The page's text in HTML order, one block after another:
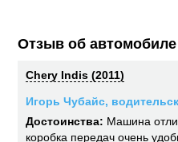
Отзыв об автомобиле
Chery Indis (2011)
Игорь Чубайс,
Достоинства: Машина
коробка передач очень